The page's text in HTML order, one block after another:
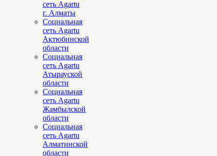
сеть Agartu
г. Алматы
Социальная
сеть Agartu
Актюбинской
области
Социальная
сеть Agartu
Атырауской
области
Социальная
сеть Agartu
Жамбылской
области
Социальная
сеть Agartu
Алматинской
области